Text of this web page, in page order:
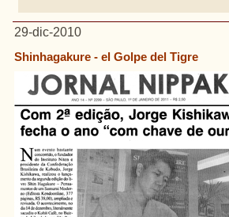
29-dic-2010
Shinhagakure - el Golpe del Tigre